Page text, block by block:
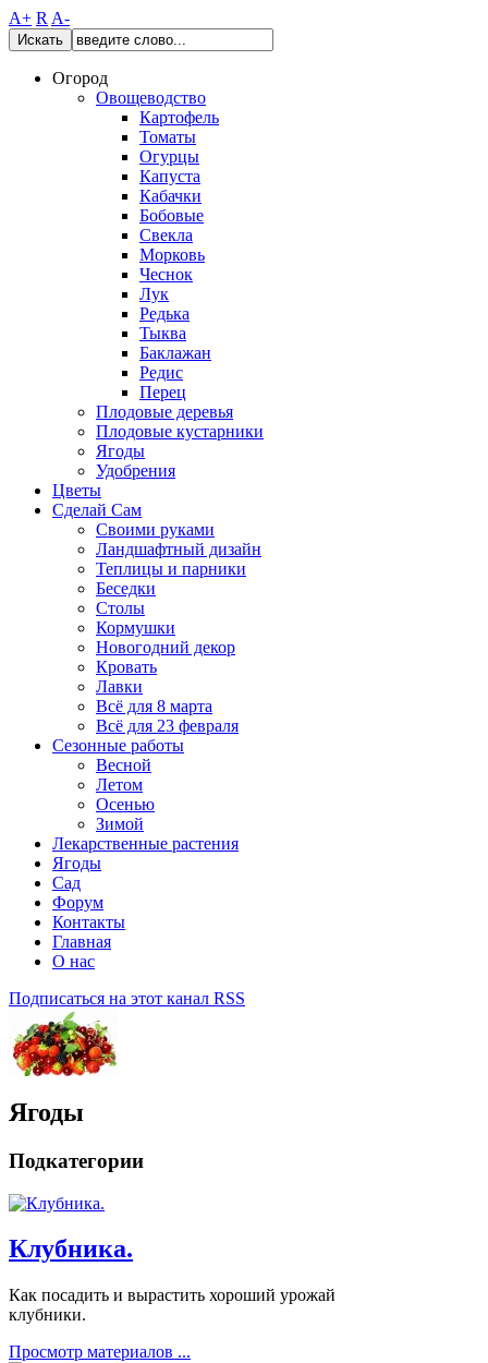
A+ R A-
Искать
Огород
Овощеводство
Картофель
Томаты
Огурцы
Капуста
Кабачки
Бобовые
Свекла
Морковь
Чеснок
Лук
Редька
Тыква
Баклажан
Редис
Перец
Плодовые деревья
Плодовые кустарники
Ягоды
Удобрения
Цветы
Сделай Сам
Своими руками
Ландшафтный дизайн
Теплицы и парники
Беседки
Столы
Кормушки
Новогодний декор
Кровать
Лавки
Всё для 8 марта
Всё для 23 февраля
Сезонные работы
Весной
Летом
Осенью
Зимой
Лекарственные растения
Ягоды
Сад
Форум
Контакты
Главная
О нас
Подписаться на этот канал RSS
Ягоды
Подкатегории
Клубника.
Как посадить и вырастить хороший урожай
клубники.
Просмотр материалов ...